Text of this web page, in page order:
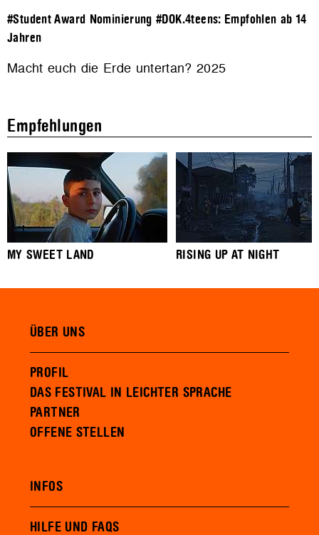
#Student Award Nominierung #DOK.4teens: Empfohlen ab 14
Jahren
Macht euch die Erde untertan? 2025
Empfehlungen
MY SWEET LAND RISING UP AT NIGHT
ÜBER UNS
PROFIL
DAS FESTIVAL IN LEICHTER SPRACHE
PARTNER
OFFENE STELLEN
INFOS
HILFE UND FAQS